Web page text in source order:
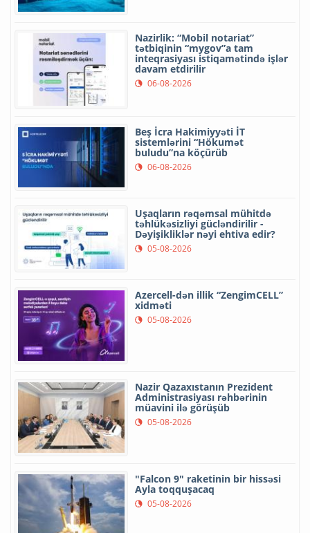
Nazirlik: “Mobil notariat”
tətbiqinin “mygov”a tam
inteqrasiyası istiqamətində işlər
davam etdirilir
06-08-2026
Beş İcra Hakimiyyəti İT
sistemlərini “Hökumət
buludu”na köçürüb
06-08-2026
Uşaqların rəqəmsal mühitdə
təhlükəsizliyi gücləndirilir -
Dəyişikliklər nəyi ehtiva edir?
05-08-2026
Azercell-dən illik “ZengimCELL”
xidməti
05-08-2026
Nazir Qazaxıstanın Prezident
Administrasiyası rəhbərinin
müavini ilə görüşüb
05-08-2026
"Falcon 9" raketinin bir hissəsi
Ayla toqquşacaq
05-08-2026